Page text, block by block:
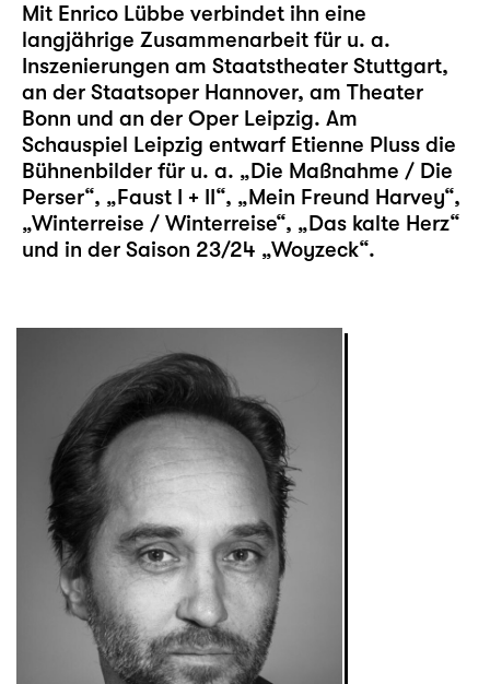
Mit Enrico Lübbe verbindet ihn eine
langjährige Zusammenarbeit für u. a.
Inszenierungen am Staatstheater Stuttgart,
an der Staatsoper Hannover, am Theater
Bonn und an der Oper Leipzig. Am
Schauspiel Leipzig entwarf Etienne Pluss die
Bühnenbilder für u. a. „Die Maßnahme / Die
Perser“, „Faust I + II“, „Mein Freund Harvey“,
„Winterreise / Winterreise“, „Das kalte Herz“
und in der Saison 23/24 „Woyzeck“.